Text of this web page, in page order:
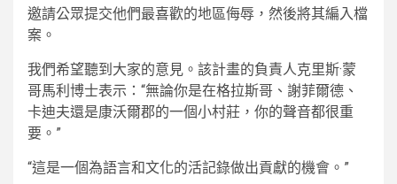
邀請公眾提交他們最喜歡的地區侮辱，然後將其編入檔
案。
我們希望聽到大家的意見。該計畫的負責人克里斯·蒙
哥馬利博士表示：“無論你是在格拉斯哥、謝菲爾德、
卡迪夫還是康沃爾郡的一個小村莊，你的聲音都很重
要。”
“這是一個為語言和文化的活記錄做出貢獻的機會。”